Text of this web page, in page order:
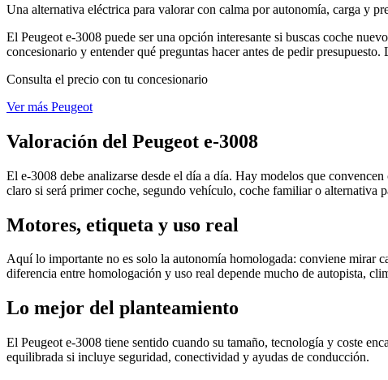
Una alternativa eléctrica para valorar con calma por autonomía, carga y
El Peugeot e-3008 puede ser una opción interesante si buscas coche
concesionario y entender qué preguntas hacer antes de pedir
Consulta el precio con tu concesionario
Ver más Peugeot
Valoración del Peugeot e-3008
El e-3008 debe analizarse desde el día a día. Hay modelos que
claro si será primer coche, segundo vehículo, coche familiar o alternativa
Motores, etiqueta y uso real
Aquí lo importante no es solo la autonomía homologada: conviene mirar
diferencia entre homologación y uso real depende mucho de autopista,
Lo mejor del planteamiento
El Peugeot e-3008 tiene sentido cuando su tamaño, tecnología y coste
equilibrada si incluye seguridad, conectividad y ayudas de conducción.